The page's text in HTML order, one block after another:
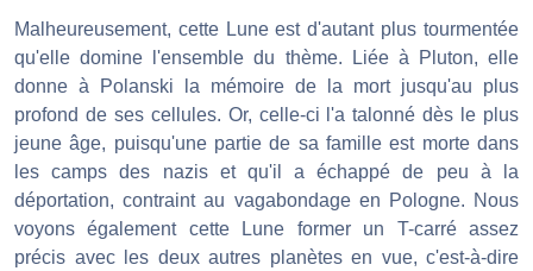
Malheureusement, cette Lune est d'autant plus tourmentée
qu'elle domine l'ensemble du thème. Liée à Pluton, elle
donne à Polanski la mémoire de la mort jusqu'au plus
profond de ses cellules. Or, celle-ci l'a talonné dès le plus
jeune âge, puisqu'une partie de sa famille est morte dans
les camps des nazis et qu'il a échappé de peu à la
déportation, contraint au vagabondage en Pologne. Nous
voyons également cette Lune former un T-carré assez
précis avec les deux autres planètes en vue, c'est-à-dire